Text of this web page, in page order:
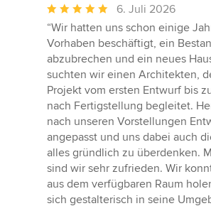
Durchschnittliche
Bewertung:
5
von
5
Sternen
6. Juli 2026
“Wir hatten uns schon einige
Vorhaben beschäftigt, ein
abzubrechen und ein neues
suchten wir einen Architekten,
Projekt vom ersten Entwurf bis
nach Fertigstellung begleitet.
nach unseren Vorstellungen
angepasst und uns dabei auch
alles gründlich zu überdenken.
sind wir sehr zufrieden. Wir
aus dem verfügbaren Raum
sich gestalterisch in seine